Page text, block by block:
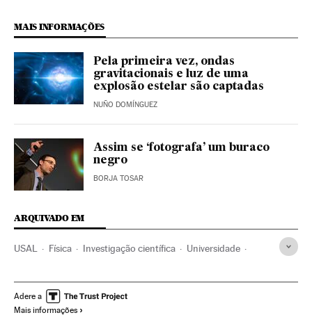
MAIS INFORMAÇÕES
Pela primeira vez, ondas
gravitacionais e luz de uma
explosão estelar são captadas
NUÑO DOMÍNGUEZ
Assim se ‘fotografa’ um buraco
negro
BORJA TOSAR
ARQUIVADO EM
USAL Física Investigação científica Universidade
Educação Ciência
Adere a
Mais informações